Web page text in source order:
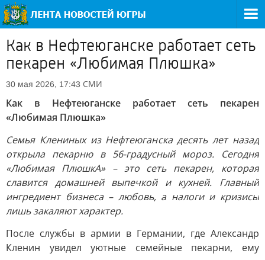
Как в Нефтеюганске работает сеть
пекарен «Любимая Плюшка»
30 мая 2026, 17:43 СМИ
Как в Нефтеюганске работает сеть пекарен
«Любимая Плюшка»
Семья Клениных из Нефтеюганска десять лет назад
открыла пекарню в 56-градусный мороз. Сегодня
«Любимая ПлюшкА» – это сеть пекарен, которая
славится домашней выпечкой и кухней. Главный
ингредиент бизнеса – любовь, а налоги и кризисы
лишь закаляют характер.
После службы в армии в Германии, где Александр
Кленин увидел уютные семейные пекарни, ему